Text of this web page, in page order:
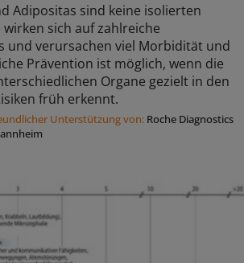
Adipositas sind keine isolierten
wirken sich auf zahlreiche
und verursachen viel Morbidität und
Prävention ist möglich, wenn die
Organe gezielt in den
früh erkennt.
Unterstützung von: Roche Diagnostics